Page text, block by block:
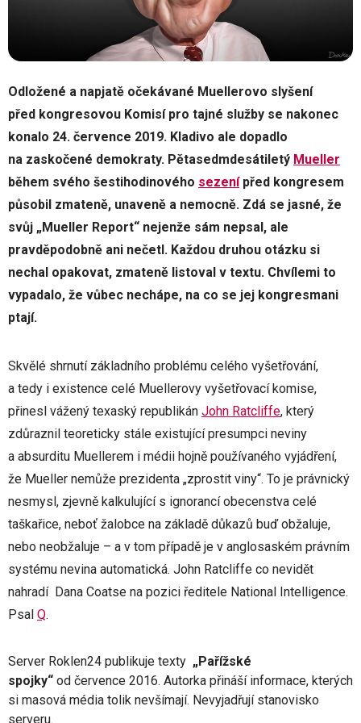
Odložené a napjatě očekávané Muellerovo slyšení
před kongresovou Komisí pro tajné služby se nakonec
konalo 24. července 2019. Kladivo ale dopadlo
na zaskočené demokraty. Pětasedmdesátiletý Mueller
během svého šestihodinového sezenípřed kongresem
působil zmateně, unaveně a nemocně. Zdá se jasné, že
svůj „Mueller Report“ nejenže sám nepsal, ale
pravděpodobně ani nečetl. Každou druhou otázku si
nechal opakovat, zmateně listoval v textu. Chvílemi to
vypadalo, že vůbec nechápe, na co se jej kongresmani
ptají.
Skvělé shrnutí základního problému celého vyšetřování,
a tedy i existence celé Muellerovy vyšetřovací komise,
přinesl vážený texaský republikán John Ratcliffe, který
zdůraznil teoreticky stále existující presumpci neviny
a absurditu Muellerem i médii hojně používaného vyjádření,
že Mueller nemůže prezidenta „zprostit viny“. To je právnický
nesmysl, zjevně kalkulující s ignorancí obecenstva celé
taškařice, neboť žalobce na základě důkazů buď obžaluje,
nebo neobžaluje – a v tom případě je v anglosaském právním
systému nevina automatická. John Ratcliffe co nevidět
nahradí Dana Coatse na pozici ředitele National Intelligence.
Psal Q.
Server Roklen24 publikuje texty „Pařížské
spojky“ od července 2016. Autorka přináší informace, kterých
si masová média tolik nevšímají. Nevyjadřují stanovisko
serveru.